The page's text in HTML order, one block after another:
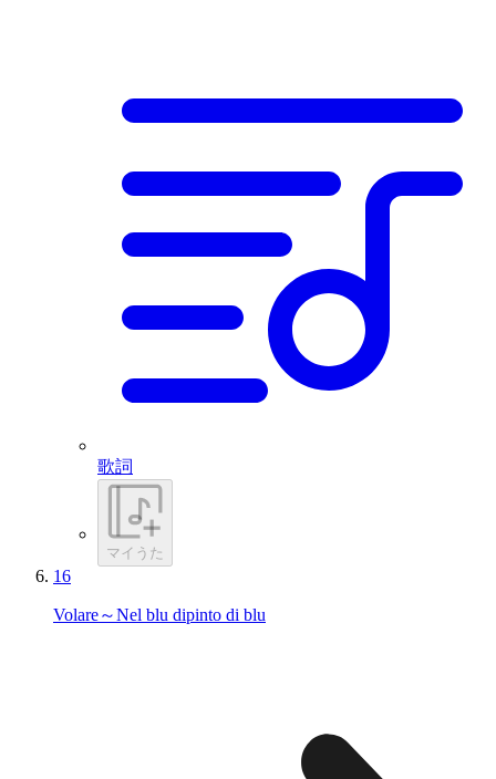
歌詞
マイうた
16
Volare～Nel blu dipinto di blu